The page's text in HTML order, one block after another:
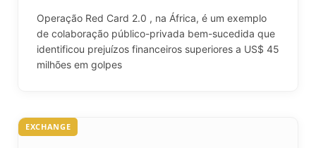
Operação Red Card 2.0 , na África, é um exemplo
de colaboração público-privada bem-sucedida que
identificou prejuízos financeiros superiores a US$ 45
milhões em golpes
EXCHANGE